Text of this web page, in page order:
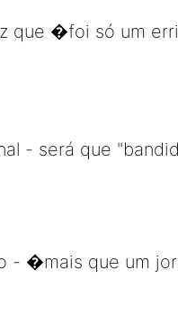
que �foi só um
- será que
- �mais que um